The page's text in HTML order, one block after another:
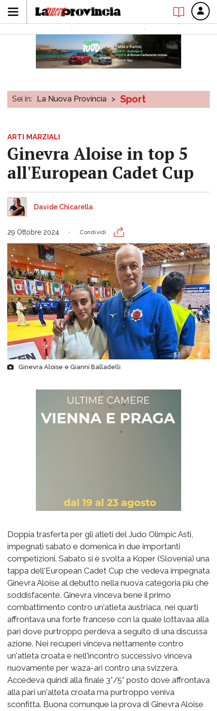
Sei in: La Nuova Provincia > Sport
ARTI MARZIALI
Ginevra Aloise in top 5
all'European Cadet Cup
Davide Chicarella
29 Ottobre 2024 Condividi
Ginevra Aloise e Gianni Balladelli
Doppia trasferta per gli atleti del Judo Olimpic Asti,
impegnati sabato e domenica in due importanti
competizioni. Sabato si è svolta a Koper (Slovenia) una
tappa dell'European Cadet Cup che vedeva impegnata
Ginevra Aloise al debutto nella nuova categoria più che
soddisfacente. Ginevra vinceva bene il primo
combattimento contro un'atleta austriaca, nei quarti
affrontava una forte francese con la quale lottavaa alla
pari dove purtroppo perdeva a seguito di una discussa
azione. Nei recuperi vinceva nettamente contro
un'atleta croata e nell'incontro successivo vinceva
nuovamente per waza-ari contro una svizzera.
Accedeva quindi alla finale 3°/5° posto dove affrontava
alla pari un'alteta croata ma purtroppo veniva
sconfitta. Buona comunque la prova di Ginevra Aloise